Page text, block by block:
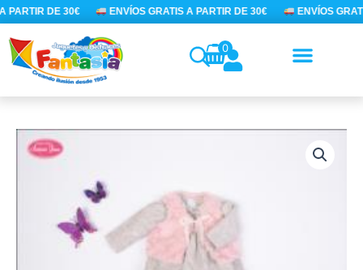
Ir
al
contenido
PARTIR DE 30€ ENVÍOS GRATIS A PARTIR DE 30€ ENVÍOS
0